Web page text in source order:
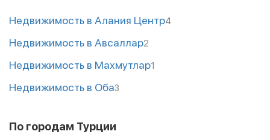
Недвижимость в Алания Центр4
Недвижимость в Авсаллар2
Недвижимость в Махмутлар1
Недвижимость в Оба3
По городам Турции